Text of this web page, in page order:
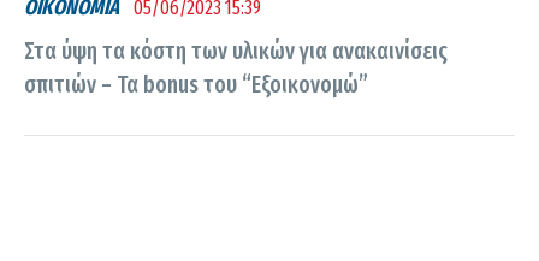
ΟΙΚΟΝΟΜΙΑ 05/06/2023 15:39
Στα ύψη τα κόστη των υλικών για ανακαινίσεις
σπιτιών – Τα bonus του “Εξοικονομώ”